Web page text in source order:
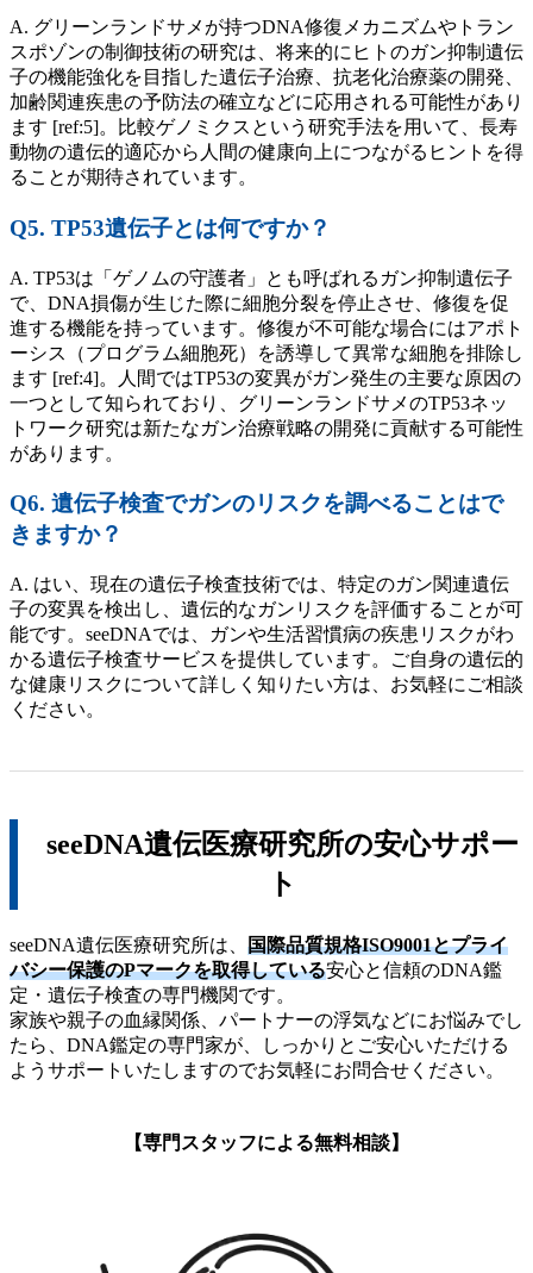
A. グリーンランドサメが持つDNA修復メカニズムやトラン
スポゾンの制御技術の研究は、将来的にヒトのガン抑制遺伝
子の機能強化を目指した遺伝子治療、抗老化治療薬の開発、
加齢関連疾患の予防法の確立などに応用される可能性があり
ます [ref:5]。比較ゲノミクスという研究手法を用いて、長寿
動物の遺伝的適応から人間の健康向上につながるヒントを得
ることが期待されています。
Q5. TP53遺伝子とは何ですか？
A. TP53は「ゲノムの守護者」とも呼ばれるガン抑制遺伝子
で、DNA損傷が生じた際に細胞分裂を停止させ、修復を促
進する機能を持っています。修復が不可能な場合にはアポト
ーシス（プログラム細胞死）を誘導して異常な細胞を排除し
ます [ref:4]。人間ではTP53の変異がガン発生の主要な原因の
一つとして知られており、グリーンランドサメのTP53ネッ
トワーク研究は新たなガン治療戦略の開発に貢献する可能性
があります。
Q6. 遺伝子検査でガンのリスクを調べることはで
きますか？
A. はい、現在の遺伝子検査技術では、特定のガン関連遺伝
子の変異を検出し、遺伝的なガンリスクを評価することが可
能です。seeDNAでは、ガンや生活習慣病の疾患リスクがわ
かる遺伝子検査サービスを提供しています。ご自身の遺伝的
な健康リスクについて詳しく知りたい方は、お気軽にご相談
ください。
seeDNA遺伝医療研究所の安心サポー
ト
seeDNA遺伝医療研究所は、 国際品質規格ISO9001とプライ
バシー保護のPマークを取得している安心と信頼のDNA鑑
定・遺伝子検査の専門機関です。
家族や親子の血縁関係、パートナーの浮気などにお悩みでし
たら、DNA鑑定の専門家が、しっかりとご安心いただける
ようサポートいたしますのでお気軽にお問合せください。
【専門スタッフによる無料相談】